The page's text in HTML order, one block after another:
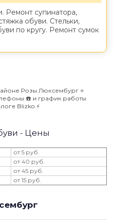
Ремонт супинатора,
обуви. Стельки,
по кругу. Ремонт сумок
Розы Люксембург ⭐️
☎️ и график работы
Blizko ⚡️
- Цены
от 5 руб.
от 40 руб.
от 45 руб.
от 15 руб.